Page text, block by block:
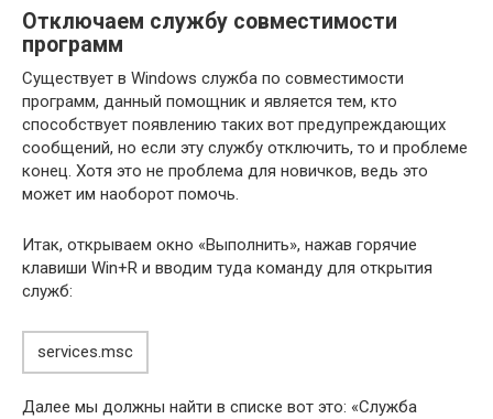
Отключаем службу совместимости
программ
Существует в Windows служба по совместимости
программ, данный помощник и является тем, кто
способствует появлению таких вот предупреждающих
сообщений, но если эту службу отключить, то и проблеме
конец. Хотя это не проблема для новичков, ведь это
может им наоборот помочь.
Итак, открываем окно «Выполнить», нажав горячие
клавиши Win+R и вводим туда команду для открытия
служб:
services.msc
Далее мы должны найти в списке вот это: «Служба